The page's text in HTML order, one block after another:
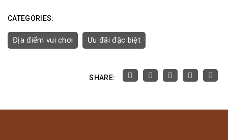
CATEGORIES:
Địa điểm vui chơi Ưu đãi đặc biệt
SHARE: